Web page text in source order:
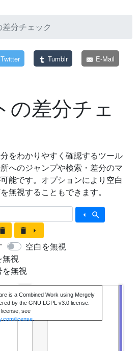
分チェック
Twitter Tumblr E-Mail
の差分チェ
をわかりやすく確認するツール
へのジャンプや検索・差分のマ
能です。オプションにより空白
無視することもできます。
arrow_left
search
delete delete arrow_right
空白を無視
無視
を無視
is a Combined Work using Mergely
by the GNU LGPL v3.0 license.
license, see
license.
1